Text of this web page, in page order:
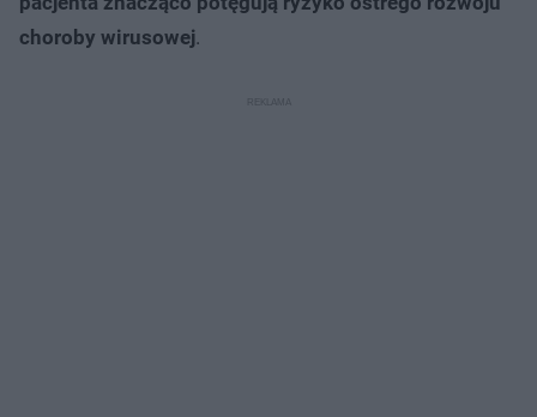
choroby wirusowej.